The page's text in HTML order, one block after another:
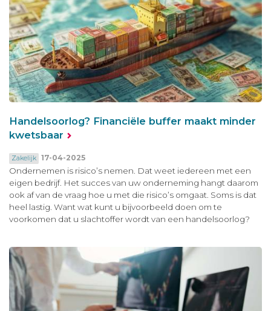
Handelsoorlog? Financiële buffer maakt minder
kwetsbaar
Zakelijk 17-04-2025
Ondernemen is risico’s nemen. Dat weet iedereen met een
eigen bedrijf. Het succes van uw onderneming hangt daarom
ook af van de vraag hoe u met die risico’s omgaat. Soms is dat
heel lastig. Want wat kunt u bijvoorbeeld doen om te
voorkomen dat u slachtoffer wordt van een handelsoorlog?